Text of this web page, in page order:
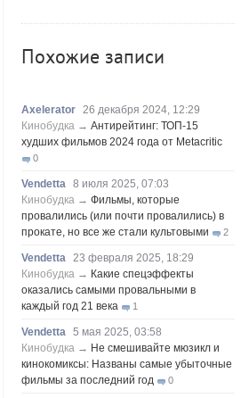
падение ракеты Илона Маска на
наблюдать своими глазами
клиент или как появились чипсы
Volk 5 августа 2026, 16:29
Новые закрытые контейнерные
Frumas 5 августа 2026, 01:12
2000 лет никто не замечал, а ИИ увидел:
как технологии помогают археологам
утраченным
1
Frumas 5 августа 2026, 01:11
Китайских роботов-гуманоидов запретят
Frumas 4 августа 2026, 20:06
Артемий о текущем моменте
5
Frumas
3 августа 2026, 21:32
Похожие записи
Axelerator 26 декабря 2024, 12:29
Кинобудка → Антирейтинг: ТОП-15
худших фильмов 2024 года от Metacritic
0
Vendetta 8 июля 2025, 07:03
Кинобудка → Фильмы, которые
провалились (или почти провалились) в
прокате, но все же стали культовыми
2
Vendetta 23 февраля 2025, 18:29
Кинобудка → Какие спецэффекты
оказались самыми провальными в
каждый год 21 века
1
Vendetta 5 мая 2025, 03:58
Кинобудка → Не смешивайте мюзикл и
кинокомиксы: Названы самые убыточные
фильмы за последний год
0